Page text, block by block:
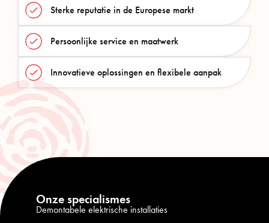
Sterke reputatie in de Europese markt
Persoonlijke service en maatwerk
Innovatieve oplossingen en flexibele aanpak
Onze specialismes
Demontabele elektrische installaties